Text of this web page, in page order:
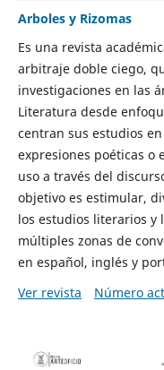
Arboles y Rizomas
Es una revista
arbitraje doble ciego,
investigaciones en las
Literatura desde
centran sus estudios
expresiones poéticas o
uso a través del
objetivo es estimular,
los estudios literarios y
múltiples zonas de
en español, inglés y
Ver revista
Número